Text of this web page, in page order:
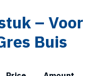
– Voor
Buis